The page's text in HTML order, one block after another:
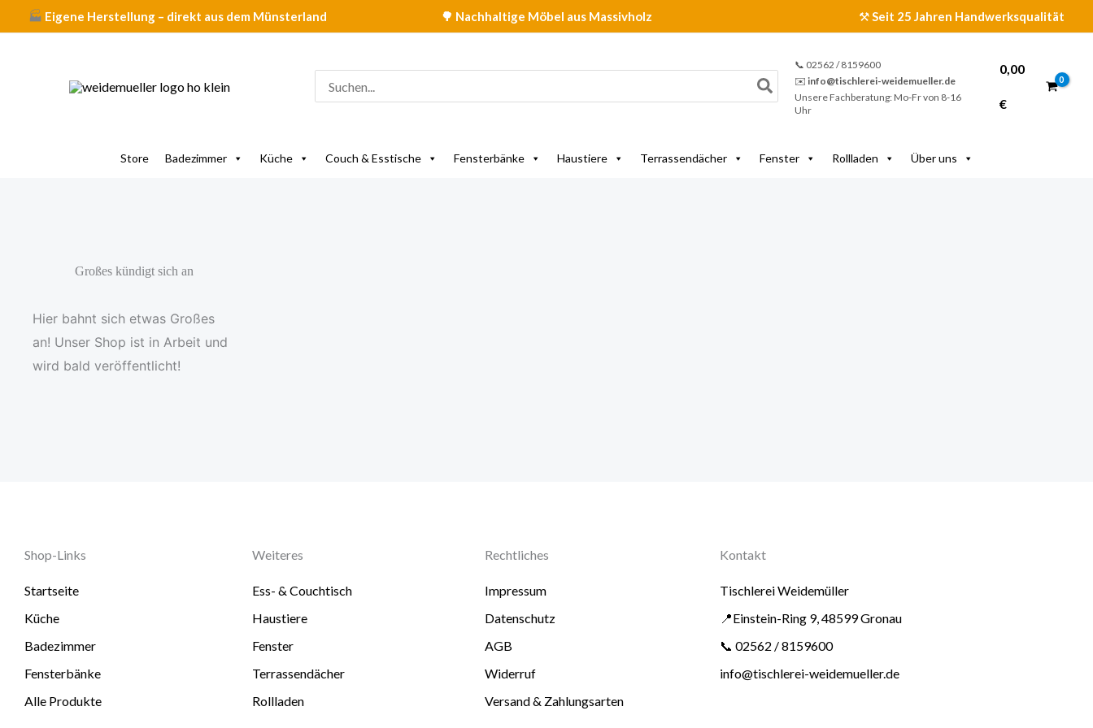
content
Inhalt
🏭 Eigene Herstellung – direkt aus dem Münsterland 🌳 Nachhaltige Möbel aus Massivholz ⚒️ Seit 25 Jahren Handwerksqualität
for:
📞 02562 / 8159600
✉️ info@tischlerei-weidemueller.de
Unsere Fachberatung: Mo-Fr von 8-16
Uhr
0,00
€
Store Badezimmer Küche Couch & Esstische Fensterbänke Haustiere Terrassendächer Fenster Rollladen Über uns
Großes kündigt sich an
Hier bahnt sich etwas Großes
an! Unser Shop ist in Arbeit und
wird bald veröffentlicht!
Shop-Links
Startseite
Küche
Badezimmer
Fensterbänke
Alle Produkte
Weiteres
Ess- & Couchtisch
Haustiere
Fenster
Terrassendächer
Rollladen
Rechtliches
Impressum
Datenschutz
AGB
Widerruf
Versand & Zahlungsarten
Kontakt
Tischlerei Weidemüller
📍Einstein-Ring 9, 48599 Gronau
📞 02562 / 8159600
info@tischlerei-weidemueller.de